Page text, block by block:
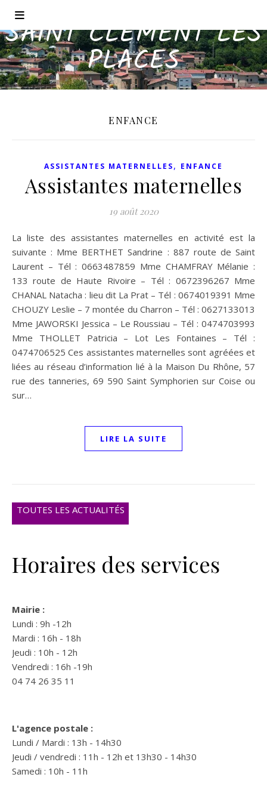
SAINT CLÉMENT LES
PLACES
ENFANCE
ASSISTANTES MATERNELLES, ENFANCE
Assistantes maternelles
19 août 2020
La liste des assistantes maternelles en activité est la
suivante : Mme BERTHET Sandrine : 887 route de Saint
Laurent – Tél : 0663487859 Mme CHAMFRAY Mélanie :
133 route de Haute Rivoire – Tél : 0672396267 Mme
CHANAL Natacha : lieu dit La Prat – Tél : 0674019391 Mme
CHOUZY Leslie – 7 montée du Charron – Tél : 0627133013
Mme JAWORSKI Jessica – Le Roussiau – Tél : 0474703993
Mme THOLLET Patricia – Lot Les Fontaines – Tél :
0474706525 Ces assistantes maternelles sont agréées et
liées au réseau d’information lié à la Maison Du Rhône, 57
rue des tanneries, 69 590 Saint Symphorien sur Coise ou
sur…
LIRE LA SUITE
TOUTES LES ACTUALITÉS
Horaires des services
Mairie :
Lundi : 9h -12h
Mardi : 16h - 18h
Jeudi : 10h - 12h
Vendredi : 16h -19h
04 74 26 35 11
L'agence postale :
Lundi / Mardi : 13h - 14h30
Jeudi / vendredi : 11h - 12h et 13h30 - 14h30
Samedi : 10h - 11h